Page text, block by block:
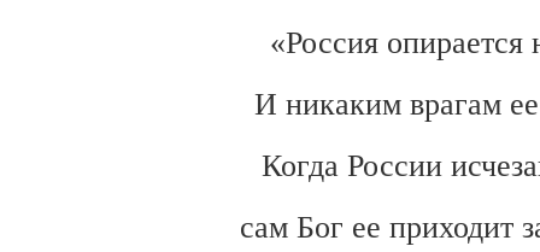
«Россия опирается
И никаким врагам ее
Когда России
сам Бог ее приходит